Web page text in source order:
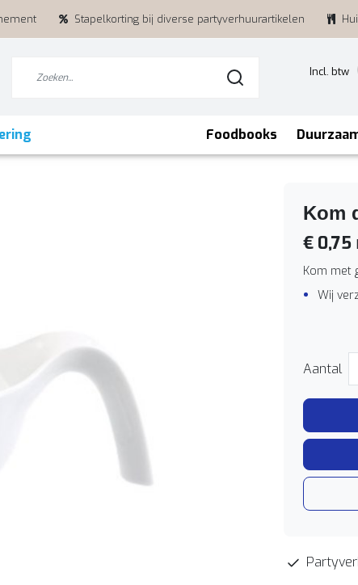
Stapelkorting bij diverse partyverhuurartikelen
Incl. btw
Foodbooks
Kom
€ 0,75
Kom met
Wij
Aantal